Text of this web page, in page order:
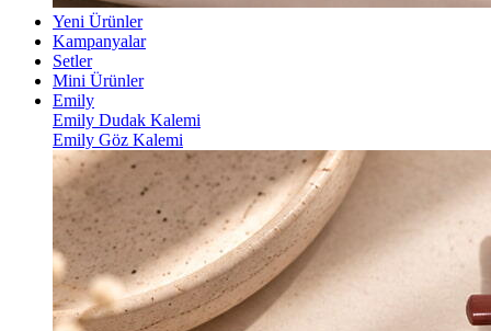
Yeni Ürünler
Kampanyalar
Setler
Mini Ürünler
Emily
Emily Dudak Kalemi
Emily Göz Kalemi